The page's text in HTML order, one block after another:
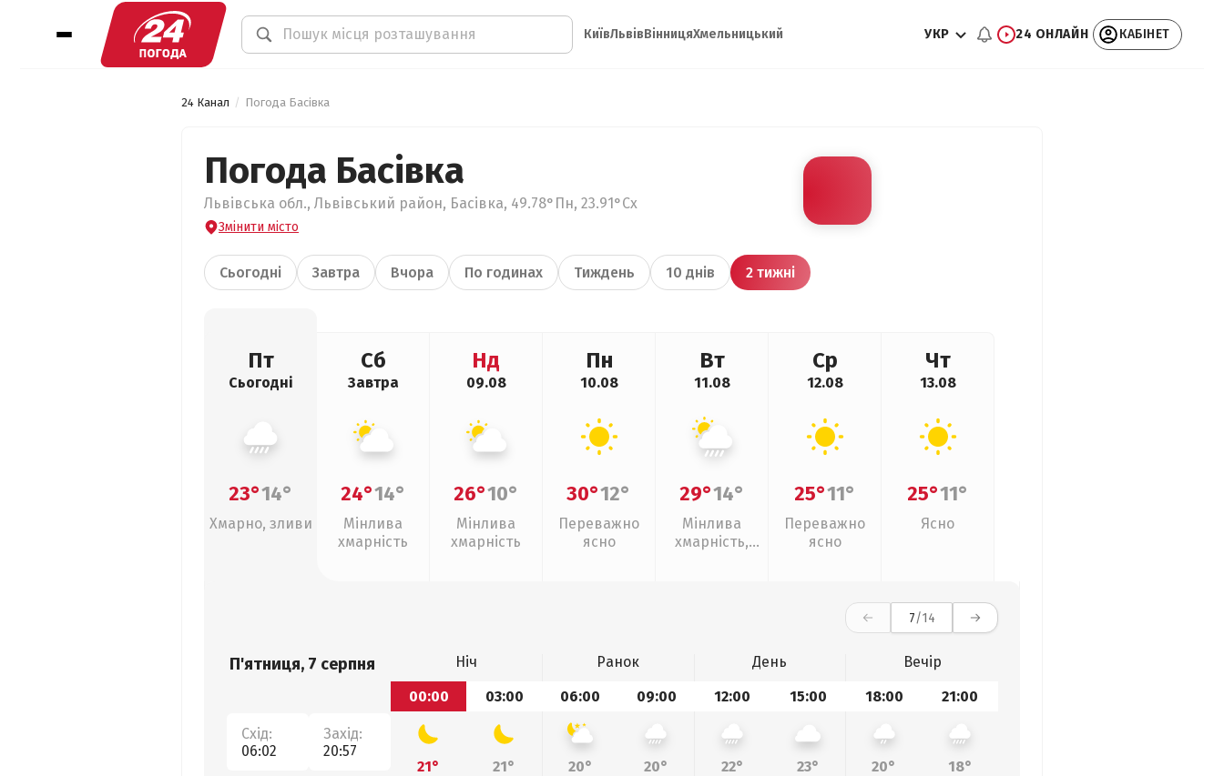
КиївЛьвівВінницяХмельницький УКР 24 ОНЛАЙН КАБІНЕТ
24 Канал Погода Басівка
Погода Басівка
Львівська обл., Львівський район, Басівка, 49.78°Пн, 23.91°Сх
Змінити місто
Сьогодні Завтра Вчора По годинах Тиждень 10 днів 2 тижні
Пт
Сьогодні
23°14°
Хмарно, зливи
Сб
Завтра
24°14°
Мінлива
хмарність
Нд
09.08
26°10°
Мінлива
хмарність
Пн
10.08
30°12°
Переважно
ясно
Вт
11.08
29°14°
Мінлива
хмарність,
Ср
12.08
25°11°
Переважно
ясно
Чт
13.08
25°11°
Ясно
7/14
П'ятниця, 7 серпня
Схід:
06:02
Захід:
20:57
Ніч Ранок День
Вечір
00:00
03:00 06:00 09:00 12:00 15:00 18:00 21:00
21° 21° 20° 20° 22° 23° 20°
18°